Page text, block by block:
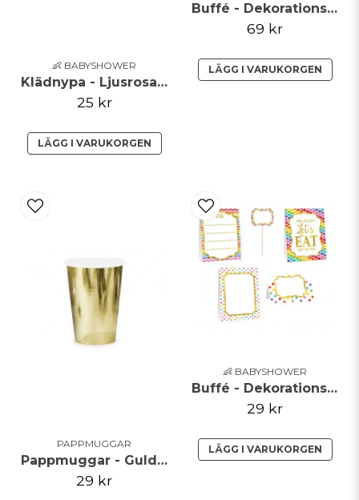
👶 BABYSHOWER
Klädnypa - Ljusrosa - 20pack
25 kr
LÄGG I VARUKORGEN
Buffé - Dekorationskit - Blå
69 kr
LÄGG I VARUKORGEN
PAPPMUGGAR
Pappmuggar - Guldmetallic
29 kr
👶 BABYSHOWER
Buffé - Dekorationskit - Regnbåge
29 kr
LÄGG I VARUKORGEN